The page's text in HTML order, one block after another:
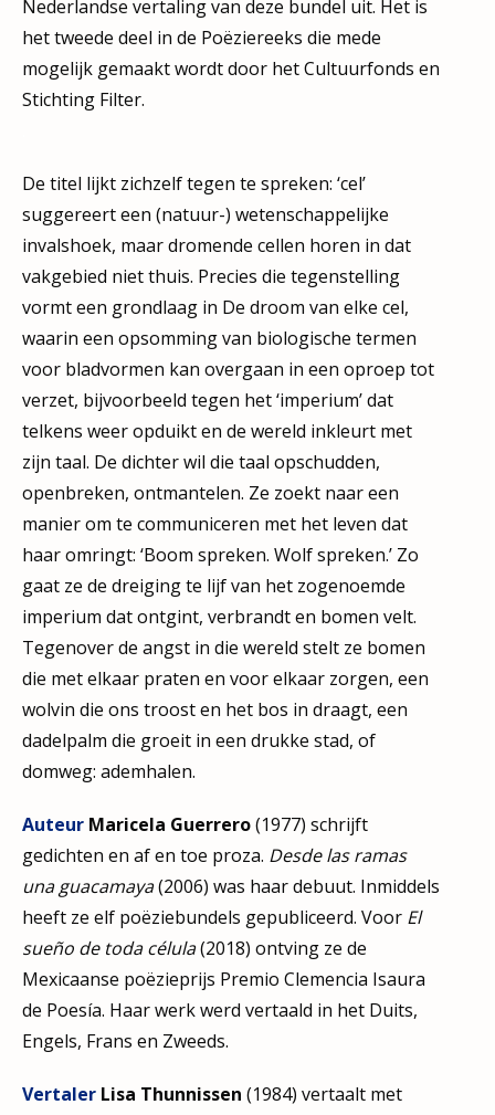
Nederlandse vertaling van deze bundel uit. Het is
het tweede deel in de Poëziereeks die mede
mogelijk gemaakt wordt door het Cultuurfonds en
Stichting Filter.
De titel lijkt zichzelf tegen te spreken: ‘cel’
suggereert een (natuur-) wetenschappelijke
invalshoek, maar dromende cellen horen in dat
vakgebied niet thuis. Precies die tegenstelling
vormt een grondlaag in De droom van elke cel,
waarin een opsomming van biologische termen
voor bladvormen kan overgaan in een oproep tot
verzet, bijvoorbeeld tegen het ‘imperium’ dat
telkens weer opduikt en de wereld inkleurt met
zijn taal. De dichter wil die taal opschudden,
openbreken, ontmantelen. Ze zoekt naar een
manier om te communiceren met het leven dat
haar omringt: ‘Boom spreken. Wolf spreken.’ Zo
gaat ze de dreiging te lijf van het zogenoemde
imperium dat ontgint, verbrandt en bomen velt.
Tegenover de angst in die wereld stelt ze bomen
die met elkaar praten en voor elkaar zorgen, een
wolvin die ons troost en het bos in draagt, een
dadelpalm die groeit in een drukke stad, of
domweg: ademhalen.
Auteur Maricela Guerrero(1977) schrijft
gedichten en af en toe proza. Desde las ramas
una guacamaya(2006) was haar debuut. Inmiddels
heeft ze elf poëziebundels gepubliceerd. Voor El
sueño de toda célula(2018) ontving ze de
Mexicaanse poëzieprijs Premio Clemencia Isaura
de Poesía. Haar werk werd vertaald in het Duits,
Engels, Frans en Zweeds.
Vertaler Lisa Thunnissen (1984) vertaalt met